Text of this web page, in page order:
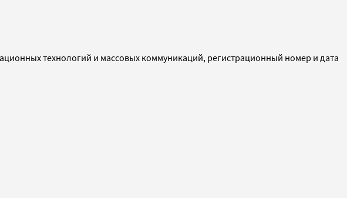
технологий и массовых коммуникаций, регистрационный номер и дата